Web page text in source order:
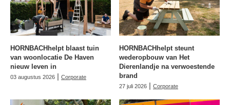
HORNBACHhelpt blaast tuin
van woonlocatie De Haven
nieuw leven in
03 augustus 2026 | Corporate
HORNBACHhelpt steunt
wederopbouw van Het
Dierenlandje na verwoestende
brand
27 juli 2026 | Corporate